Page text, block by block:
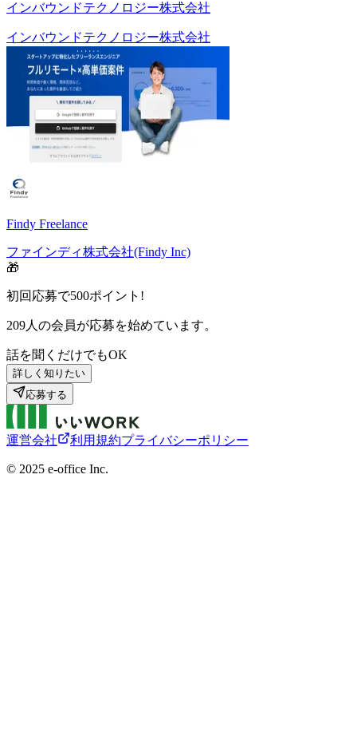
インバウンドテクノロジー株式会社
インバウンドテクノロジー株式会社
Findy Freelance
ファインディ株式会社(Findy Inc)
🎁
初回応募で500ポイント!
209人の会員が応募を始めています。
話を聞くだけでもOK
詳しく知りたい
応募する
運営会社 利用規約プライバシーポリシー
©︎ 2025 e-office Inc.